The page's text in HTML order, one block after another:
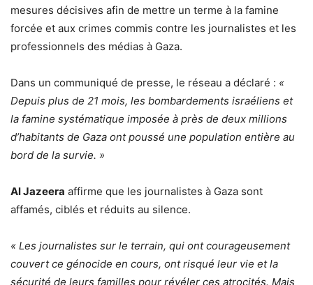
mesures décisives afin de mettre un terme à la famine
forcée et aux crimes commis contre les journalistes et les
professionnels des médias à Gaza.
Dans un communiqué de presse, le réseau a déclaré : «
Depuis plus de 21 mois, les bombardements israéliens et
la famine systématique imposée à près de deux millions
d’habitants de Gaza ont poussé une population entière au
bord de la survie. »
Al Jazeera affirme que les journalistes à Gaza sont
affamés, ciblés et réduits au silence.
« Les journalistes sur le terrain, qui ont courageusement
couvert ce génocide en cours, ont risqué leur vie et la
sécurité de leurs familles pour révéler ces atrocités. Mais